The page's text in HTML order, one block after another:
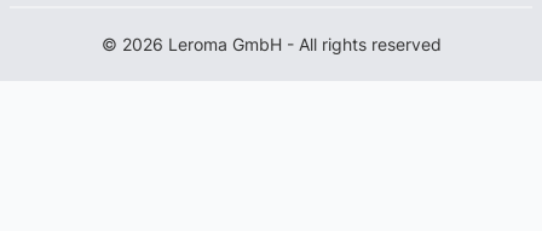
© 2026 Leroma GmbH - All rights reserved